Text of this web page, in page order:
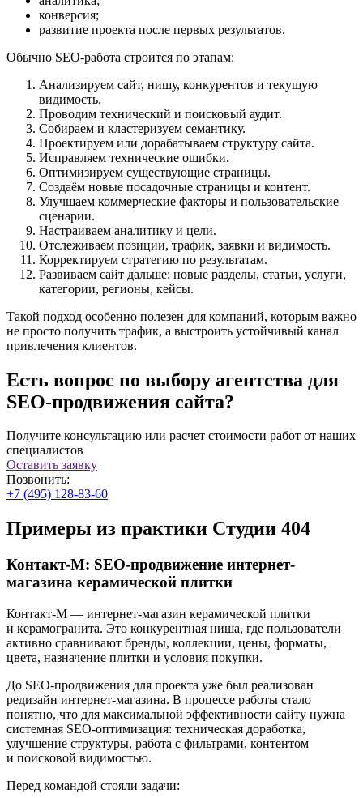
конверсия;
развитие проекта после первых результатов.
Обычно SEO-работа строится по этапам:
Анализируем сайт, нишу, конкурентов и текущую
видимость.
Проводим технический и поисковый аудит.
Собираем и кластеризуем семантику.
Проектируем или дорабатываем структуру сайта.
Исправляем технические ошибки.
Оптимизируем существующие страницы.
Создаём новые посадочные страницы и контент.
Улучшаем коммерческие факторы и пользовательские
сценарии.
Настраиваем аналитику и цели.
Отслеживаем позиции, трафик, заявки и видимость.
Корректируем стратегию по результатам.
Развиваем сайт дальше: новые разделы, статьи, услуги,
категории, регионы, кейсы.
Такой подход особенно полезен для компаний, которым важно
не просто получить трафик, а выстроить устойчивый канал
привлечения клиентов.
Есть вопрос по выбору агентства для
SEO-продвижения сайта?
Получите консультацию или расчет стоимости работ от наших
специалистов
Оставить заявку
Позвонить:
+7 (495) 128-83-60
Примеры из практики Студии 404
Контакт-М: SEO-продвижение интернет-
магазина керамической плитки
Контакт-М — интернет-магазин керамической плитки
и керамогранита. Это конкурентная ниша, где пользователи
активно сравнивают бренды, коллекции, цены, форматы,
цвета, назначение плитки и условия покупки.
До SEO-продвижения для проекта уже был реализован
редизайн интернет-магазина. В процессе работы стало
понятно, что для максимальной эффективности сайту нужна
системная SEO-оптимизация: техническая доработка,
улучшение структуры, работа с фильтрами, контентом
и поисковой видимостью.
Перед командой стояли задачи: